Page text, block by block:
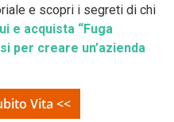
e scopri i segreti di chi
e acquista “Fuga
per creare un’azienda
Vita <<